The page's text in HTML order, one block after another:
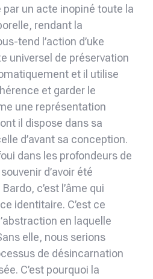
un acte inopiné toute la
rendant la
tend l’action d’uke
universel de préservation
et il utilise
et garder le
une représentation
il dispose dans sa
d’avant sa conception.
dans les profondeurs de
d’avoir été
c’est l’âme qui
identitaire. C’est ce
en laquelle
elle, nous serions
de désincarnation
C’est pourquoi la